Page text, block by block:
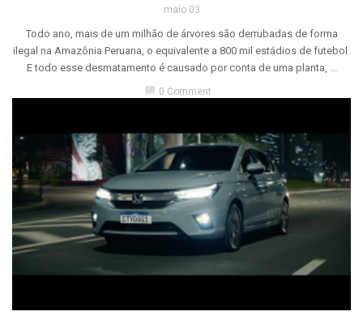
maio 03
Todo ano, mais de um milhão de árvores são derrubadas de forma
ilegal na Amazônia Peruana, o equivalente a 800 mil estádios de futebol.
E todo esse desmatamento é causado por conta de uma planta, ...
chat_bubble 0 Comment